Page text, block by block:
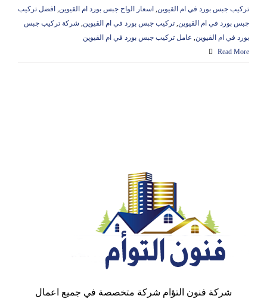
تركيب جبس بورد في ام القيوين, اسعار الواح جبس بورد ام القيوين, افضل تركيب
جبس بورد في ام القيوين, تركيب جبس بورد في ام القيوين, شركة تركيب جبس
بورد في ام القيوين, عامل تركيب جبس بورد في ام القيوين
Read More
شركة فنون التؤام شركة متخصصة في جميع اعمال